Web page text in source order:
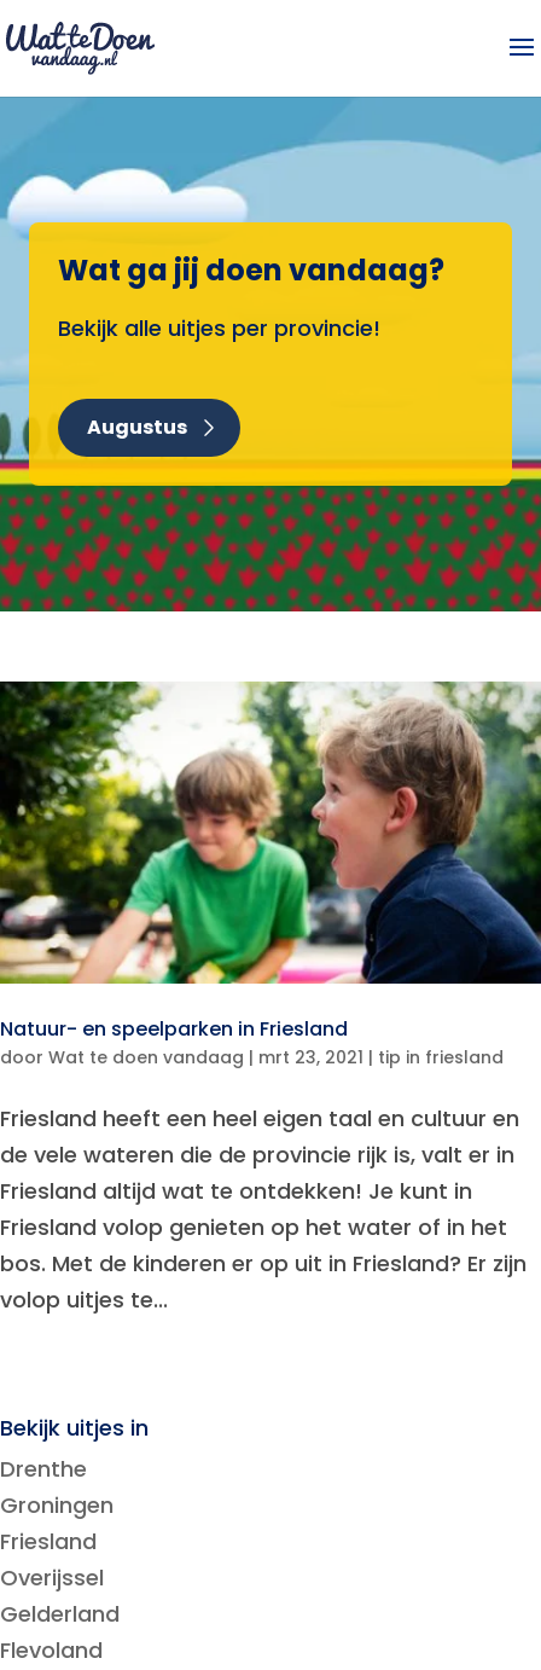
Wat ga jij doen vandaag?
Bekijk alle uitjes per provincie!
Augustus
Natuur- en speelparken in Friesland
door Wat te doen vandaag | mrt 23, 2021 | tip in friesland
Friesland heeft een heel eigen taal en cultuur en
de vele wateren die de provincie rijk is, valt er in
Friesland altijd wat te ontdekken! Je kunt in
Friesland volop genieten op het water of in het
bos. Met de kinderen er op uit in Friesland? Er zijn
volop uitjes te...
Bekijk uitjes in
Drenthe
Groningen
Friesland
Overijssel
Gelderland
Flevoland